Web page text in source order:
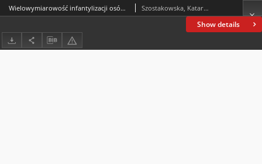
Show details
Wielowymiarowość infantylizacji osób starszych – wyniki badań Szostakowska, Katarzyna